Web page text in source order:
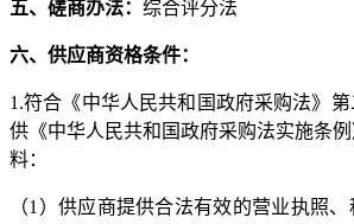
五、磋商办法： 综合评分法
六、供应商资格条件：
1.符合《中华人民共和国政府采购法》
供《中华人民共和国政府采购法实施条
料：
（1）供应商提供合法有效的营业执照